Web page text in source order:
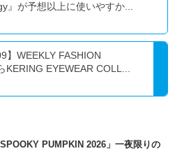
』が予想以上に使いやすか...
】WEEKLY FASHION
KERING EYEWEAR COLL...
PUMPKIN 2026」一夜限りの